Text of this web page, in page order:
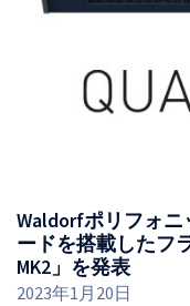
Waldorfポリフォ
ードを搭載したフ
MK2」を発表
2023年1月20日